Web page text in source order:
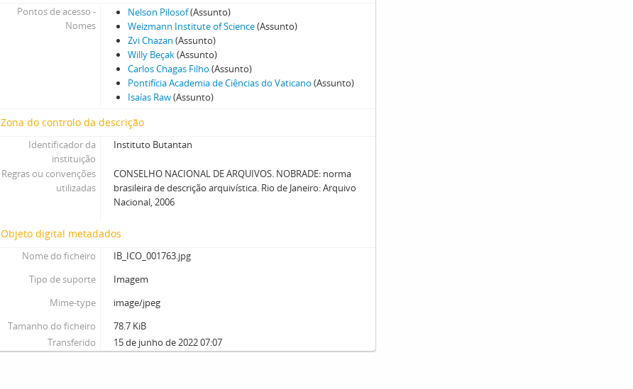
Pontos de acesso -
Nomes
Nelson Pilosof(Assunto)
Weizmann Institute of Science(Assunto)
Zvi Chazan (Assunto)
Willy Beçak(Assunto)
Carlos Chagas Filho (Assunto)
Pontifícia Academia de Ciências do Vaticano (Assunto)
Isaías Raw(Assunto)
Zona do controlo da descrição
Identificador da
instituição
Instituto Butantan
Regras ou convenções
utilizadas
CONSELHO NACIONAL DE ARQUIVOS. NOBRADE: norma
brasileira de descrição arquivística. Rio de Janeiro: Arquivo
Nacional, 2006
Objeto digital metadados
Nome do ficheiro
IB_ICO_001763.jpg
Tipo de suporte
Imagem
Mime-type
image/jpeg
Tamanho do ficheiro
78.7 KiB
Transferido
15 de junho de 2022 07:07